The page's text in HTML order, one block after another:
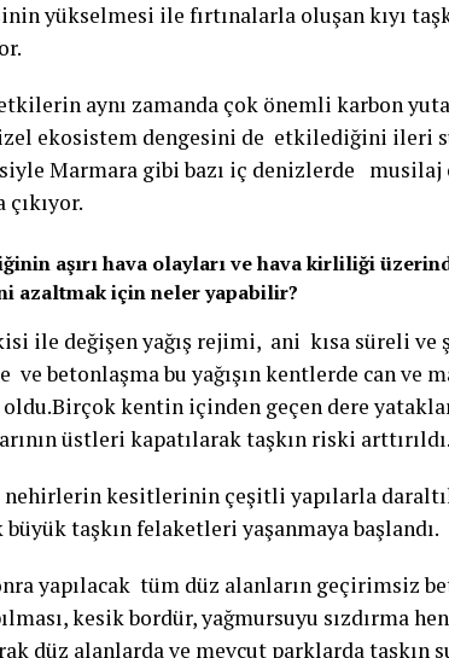
yükselmesi ile fırtınalarla oluşan kıyı
aynı zamanda çok önemli karbon
ekosistem dengesini de etkilediğini ileri
Marmara gibi bazı iç denizlerde musilaj
aşırı hava olayları ve hava kirliliği
azaltmak için neler yapabilir?
ile değişen yağış rejimi, ani kısa süreli ve
ve betonlaşma bu yağışın kentlerde can ve
kentin içinden geçen dere
üstleri kapatılarak taşkın riski arttırıldı.
nehirlerin kesitlerinin çeşitli yapılarla
büyük taşkın felaketleri yaşanmaya başlandı.
yapılacak tüm düz alanların geçirimsiz
kesik bordür, yağmursuyu sızdırma
düz alanlarda ve mevcut parklarda taşkın